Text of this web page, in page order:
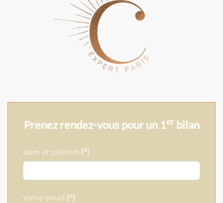
Prenez rendez-vous pour un 1erbilan
Nom et prénom (*)
Votre email (*)